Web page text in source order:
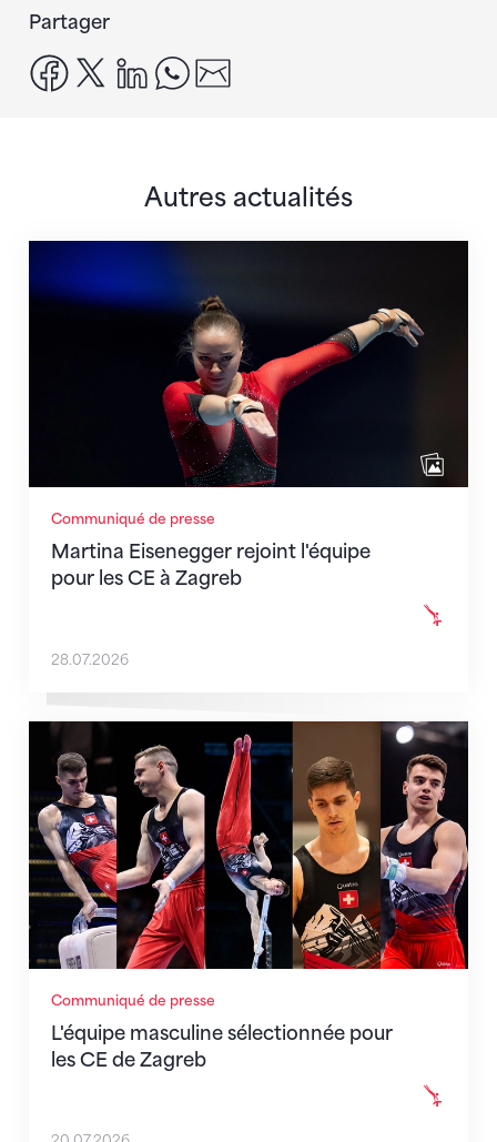
Partager
facebook
x linkedinwhatsapp
Autres actualités
Communiqué de presse
Martina Eisenegger rejoint l'équipe
pour les CE à Zagreb
28.07.2026
Communiqué de presse
L'équipe masculine sélectionnée pour
les CE de Zagreb
L'équipe masculine sélectionnée pour les CE de